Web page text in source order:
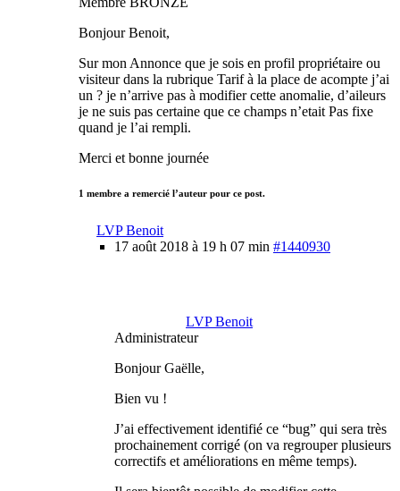
Bonjour Benoit,
Sur mon Annonce que je sois en profil propriétaire ou
visiteur dans la rubrique Tarif à la place de acompte j’ai
un ? je n’arrive pas à modifier cette anomalie, d’aileurs
je ne suis pas certaine que ce champs n’etait Pas fixe
quand je l’ai rempli.
Merci et bonne journée
1 membre a remercié l’auteur pour ce post.
LVP Benoit
17 août 2018 à 19 h 07 min #1440930
LVP Benoit
Administrateur
Bonjour Gaëlle,
Bien vu !
J’ai effectivement identifié ce “bug” qui sera très
prochainement corrigé (on va regrouper plusieurs
correctifs et améliorations en même temps).